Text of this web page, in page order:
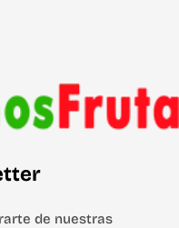
de nuestras